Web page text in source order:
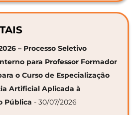
– Processo Seletivo
para Professor Formador
o Curso de Especialização
Artificial Aplicada à
Pública - 30/07/2026